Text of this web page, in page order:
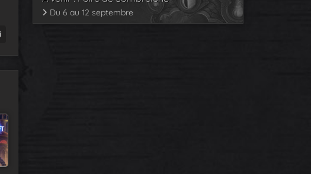
Du 6 au 12 septembre